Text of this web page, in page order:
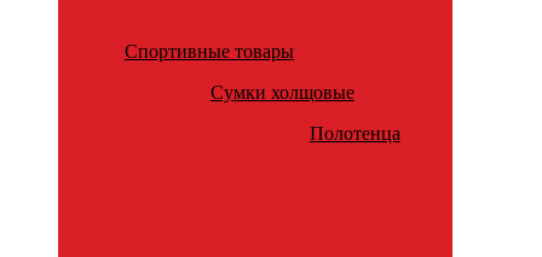
Спортивные товары
Сумки холщовые
Полотенца